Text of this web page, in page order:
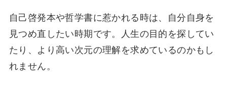
自己啓発本や哲学書に惹かれる時は、自分自身を
見つめ直したい時期です。人生の目的を探してい
たり、より高い次元の理解を求めているのかもし
れません。